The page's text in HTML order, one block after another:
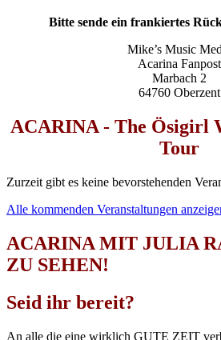
Bitte sende ein frankiertes
Mike’s Music
Acarina Fanpost
Marbach 2
64760 Oberzent
ACARINA - The Ösigirl
Tour
Zurzeit gibt es keine bevorstehenden
Alle kommenden Veranstaltungen
ACARINA MIT JULIA
ZU SEHEN!
Seid ihr bereit?
An alle die eine wirklich GUTE ZEIT